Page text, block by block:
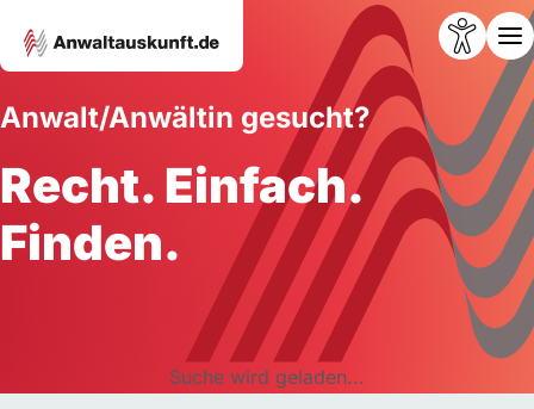
Anwalt/Anwältin gesucht?
Recht. Einfach.
Finden.
Suche wird geladen...